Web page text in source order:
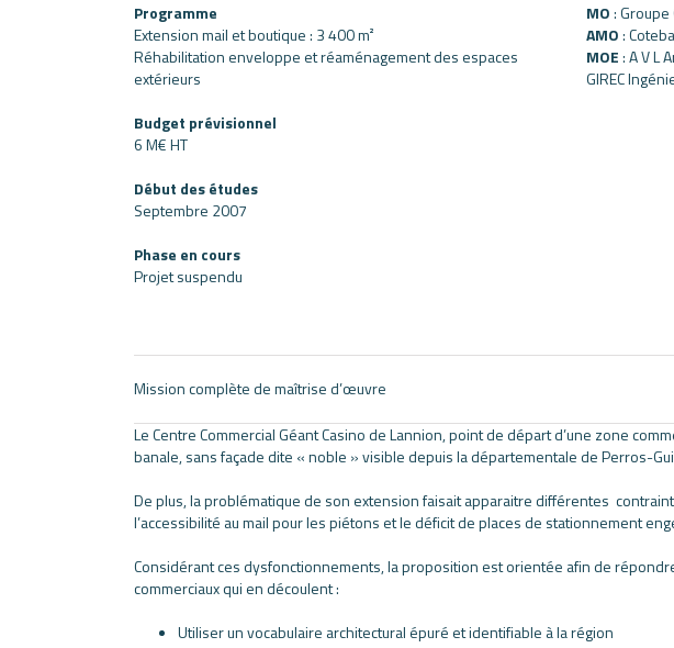
Programme
Extension mail et boutique : 3 400 m²
Réhabilitation enveloppe etréaménagement des espaces
extérieurs
Budget prévisionnel
6 M€ HT
Début des études
Septembre 2007
Phase en cours
Projet suspendu
MO: Groupe
AMO:
MOE:A V L
GIREC
Mission complète de maîtrise d’œuvre
Le Centre Commercial Géant Casino de Lannion, point de départ d’une zone
banale, sans façade dite « noble » visible depuis la départementale de Perros-
De plus, la problématique de son extension faisait apparaitre différentes
l’accessibilité au mail pour les piétons et le déficit de places de stationnement
Considérant ces dysfonctionnements, la proposition est orientée afin de
commerciaux qui en découlent :
Utiliser un vocabulaire architectural épuré et identifiable à la région